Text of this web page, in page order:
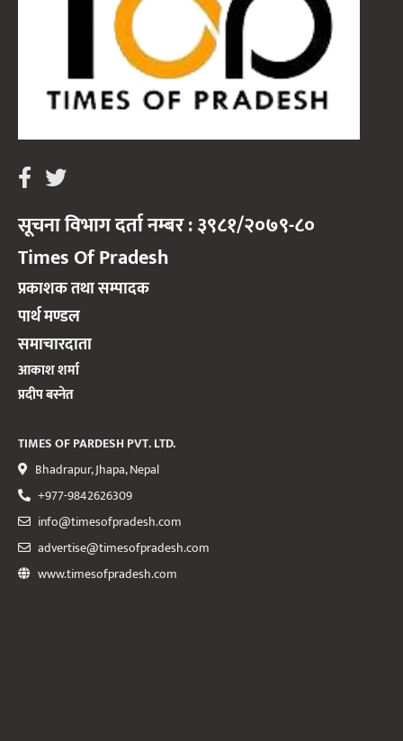
सूचना विभाग दर्ता नम्बर : ३९८१/२०७९-८०
Times Of Pradesh
प्रकाशक तथा सम्पादक
पार्थ मण्डल
समाचारदाता
आकाश शर्मा
प्रदीप बस्नेत
TIMES OF PARDESH PVT. LTD.
Bhadrapur, Jhapa, Nepal
+977-9842626309
info@timesofpradesh.com
advertise@timesofpradesh.com
www.timesofpradesh.com